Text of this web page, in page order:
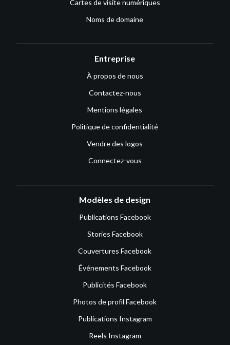
Cartes de visite numériques
Noms de domaine
Entreprise
À propos de nous
Contactez-nous
Mentions légales
Politique de confidentialité
Vendre des logos
Connectez-vous
Modèles de design
Publications Facebook
Stories Facebook
Couvertures Facebook
Événements Facebook
Publicités Facebook
Photos de profil Facebook
Publications Instagram
Reels Instagram